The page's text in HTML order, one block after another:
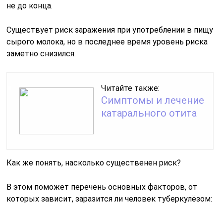
не до конца.
Существует риск заражения при употреблении в пищу
сырого молока, но в последнее время уровень риска
заметно снизился.
Читайте также:
Симптомы и лечение
катарального отита
Как же понять, насколько существенен риск?
В этом поможет перечень основных факторов, от
которых зависит, заразится ли человек туберкулёзом: